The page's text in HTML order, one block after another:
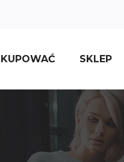
SKLEP